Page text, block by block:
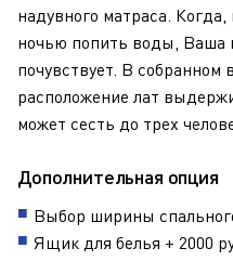
надувного матраса.
ночью попить воды, Ваша
почувствует. В собранном
расположение лат
может сесть до трех
Дополнительная опция
Выбор ширины
Ящик для белья + 2000